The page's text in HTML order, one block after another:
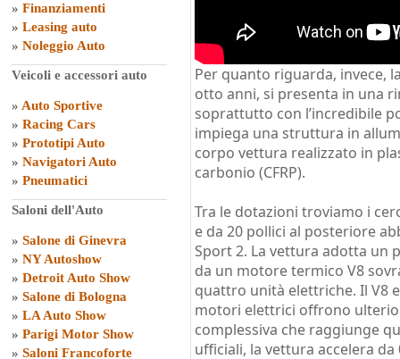
» Finanziamenti
» Leasing auto
» Noleggio Auto
Veicoli e accessori auto
» Auto Sportive
» Racing Cars
» Prototipi Auto
» Navigatori Auto
» Pneumatici
Saloni dell'Auto
» Salone di Ginevra
» NY Autoshow
» Detroit Auto Show
» Salone di Bologna
» LA Auto Show
» Parigi Motor Show
» Saloni Francoforte
Per quanto riguarda, invece,
otto anni, si presenta in una
soprattutto con l’incredibile
impiega una struttura in
corpo vettura realizzato in
carbonio (CFRP).
Tra le dotazioni troviamo i
e da 20 pollici al posteriore
Sport 2. La vettura adotta un
da un motore termico V8
quattro unità elettriche. Il V8
motori elettrici offrono
complessiva che raggiunge
ufficiali, la vettura accelera